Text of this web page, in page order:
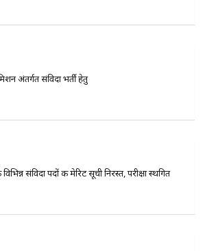
अंतर्गत संविदा भर्ती हेतु
संविदा पदों की मेरिट सूची निरस्त, परीक्षा स्थगित